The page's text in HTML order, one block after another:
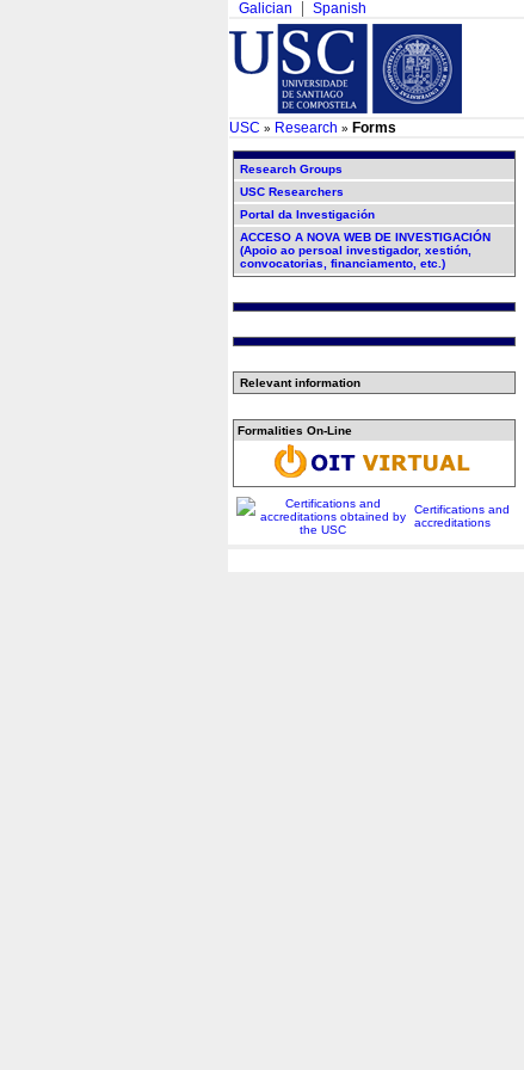
Galician Spanish
USC » Research » Forms
Research Groups
USC Researchers
Portal da Investigación
ACCESO A NOVA WEB DE INVESTIGACIÓN
(Apoio ao persoal investigador, xestión,
convocatorias, financiamento, etc.)
Relevant information
Formalities On-Line
Certifications and
accreditations